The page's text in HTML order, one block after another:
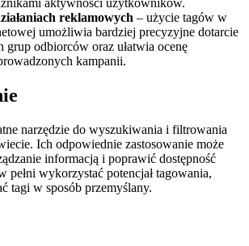
aktywności użytkowników.
reklamowych – użycie tagów w
umożliwia bardziej precyzyjne dotarcie
grup odbiorców oraz ułatwia ocenę
kampanii.
narzędzie do wyszukiwania i filtrowania
Ich odpowiednie zastosowanie może
informacją i poprawić dostępność
pełni wykorzystać potencjał tagowania,
tagi w sposób przemyślany.